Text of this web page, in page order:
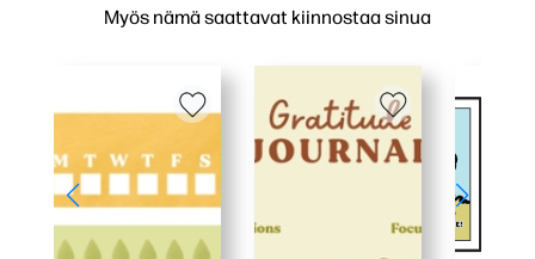
Myös nämä saattavat kiinnostaa sinua